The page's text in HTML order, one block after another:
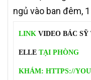
ngủ vào ban đêm,
LINK VIDEO BÁC
ELLE TẠI PHÒNG
KHÁM: HTTPS://